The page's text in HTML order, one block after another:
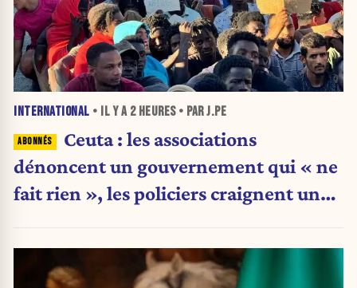
INTERNATIONAL • IL Y A 2 HEURES• PAR J.PE
Ceuta : les associations
dénoncent un gouvernement qui « ne
fait rien », les policiers craignent une